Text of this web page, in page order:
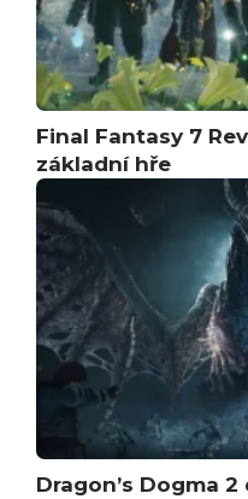
Final Fantasy 7
základní hře
Dragon’s Dogma